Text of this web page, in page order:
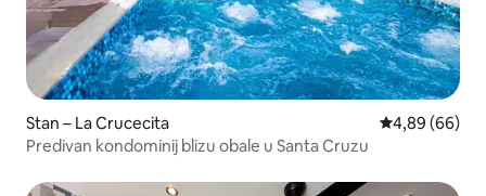
Stan – La Crucecita Prosječna
4,89 (66)
Predivan kondominij blizu obale u Santa Cruzu